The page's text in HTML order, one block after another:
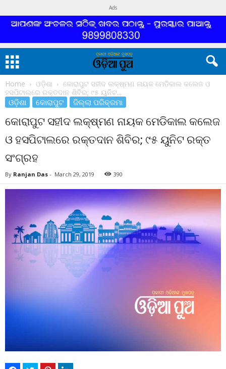
Ads
Home ଓଡ଼ିଶା
କୋରାପୁଟ ସହୀଦ ଲକ୍ଷ୍ମଣ ନାୟକ ମେଡିକାଲ କଲେଜ ଓ
ହସପିଟାଲରେ ରକ୍ତଦାନ ଶିବିର; ୯୫ ୟୁନିଟ...
ଓଡ଼ିଶା କୋରାପୁଟ ଜିଲ୍ଲା ପରିକ୍ରମା
କୋରାପୁଟ ସହୀଦ ଲକ୍ଷ୍ମଣ ନାୟକ ମେଡିକାଲ କଲେଜ
ଓ ହସପିଟାଲରେ ରକ୍ତଦାନ ଶିବିର; ୯୫ ୟୁନିଟ ରକ୍ତ
ସଂଗ୍ରହ
By Ranjan Das - March 29, 2019 390